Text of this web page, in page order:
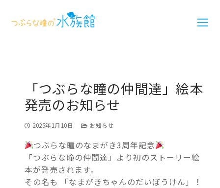
「つぶらな瞳の仲間達」絵本
発売のお知らせ
2025年1月10日 お知らせ
つぶらな瞳のなまがき3周年記念
「つぶらな瞳の仲間達」より初のストーリー絵
本が発売されます。
その名も 「なまがきちゃんのだいぼうけん」！